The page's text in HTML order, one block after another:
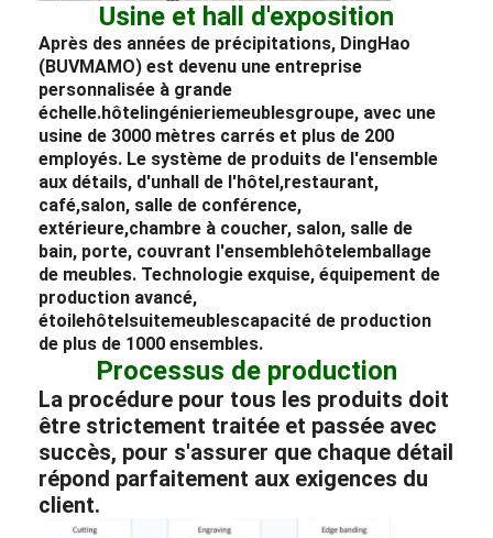
Usine et hall d'exposition
Après des années de précipitations, DingHao
(BUVMAMO) est devenu une entreprise
personnalisée à grande
échelle.hôtel ingénieriemeublesgroupe, avec une
usine de 3000 mètres carrés et plus de 200
employés. Le système de produits de l'ensemble
aux détails, d'unhall de l'hôtel ,restaurant,
café,salon, salle de conférence,
extérieure,chambre à coucher, salon, salle de
bain, porte, couvrant l'ensemblehôtelemballage
de meubles. Technologie exquise, équipement de
production avancé,
étoilehôtel suitemeublescapacité de production
de plus de 1000 ensembles.
Processus de production
La procédure pour tous les produits doit
être strictement traitée et passée avec
succès, pour s'assurer que chaque détail
répond parfaitement aux exigences du
client.